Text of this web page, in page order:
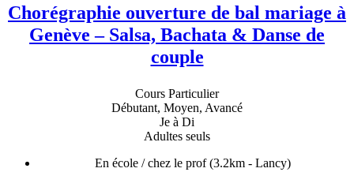
Chorégraphie ouverture de bal mariage à
Genève – Salsa, Bachata & Danse de
couple
Cours Particulier
Débutant, Moyen, Avancé
Je à Di
Adultes seuls
En école / chez le prof(3.2km - Lancy)